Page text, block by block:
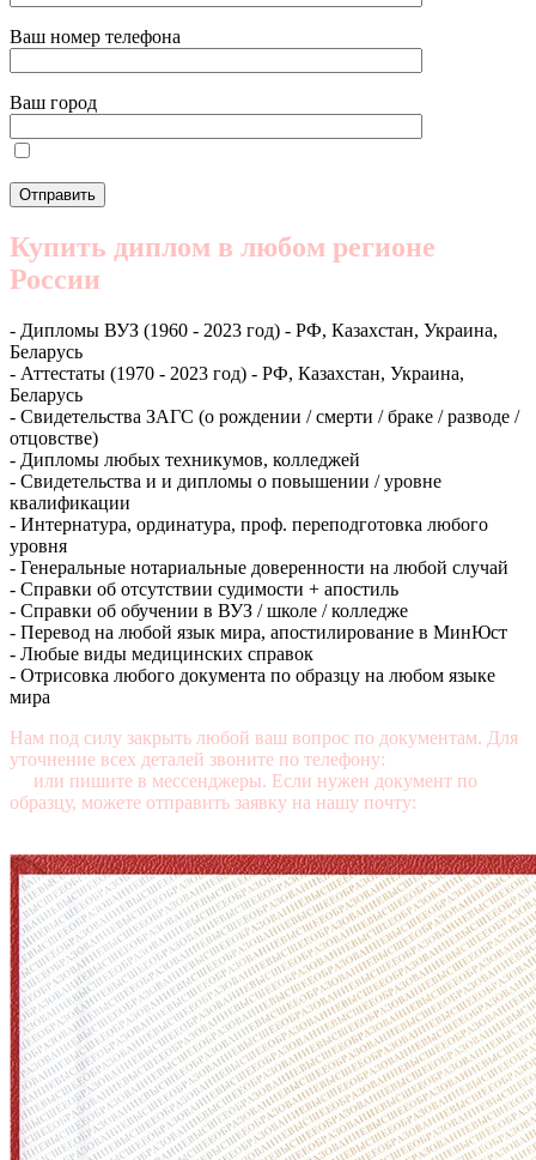
Ваш номер телефона
Ваш город
Купить диплом в любом регионе
России
- Дипломы ВУЗ (1960 - 2023 год) - РФ, Казахстан, Украина,
Беларусь
- Аттестаты (1970 - 2023 год) - РФ, Казахстан, Украина,
Беларусь
- Свидетельства ЗАГС (о рождении / смерти / браке / разводе /
отцовстве)
- Дипломы любых техникумов, колледжей
- Свидетельства и и дипломы о повышении / уровне
квалификации
- Интернатура, ординатура, проф. переподготовка любого
уровня
- Генеральные нотариальные доверенности на любой случай
- Справки об отсутствии судимости + апостиль
- Справки об обучении в ВУЗ / школе / колледже
- Перевод на любой язык мира, апостилирование в МинЮст
- Любые виды медицинских справок
- Отрисовка любого документа по образцу на любом языке
мира
Нам под силу закрыть любой ваш вопрос по документам. Для
уточнение всех деталей звоните по телефону:
или пишите в мессенджеры. Если нужен документ по
образцу, можете отправить заявку на нашу почту: